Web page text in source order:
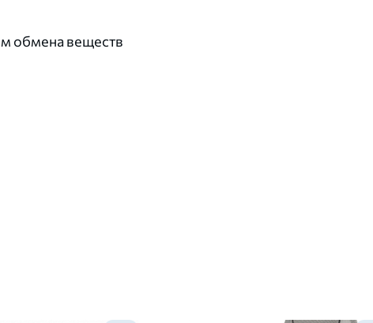
обмена веществ